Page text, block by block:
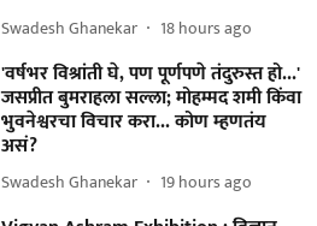
Swadesh Ghanekar 18 hours ago
'वर्षभर विश्रांती घे, पण पूर्णपणे तंदुरुस्त हो...'
जसप्रीत बुमराहला सल्ला; मोहम्मद शमी किंवा
भुवनेश्वरचा विचार करा... कोण म्हणतंय
असं?
Swadesh Ghanekar 19 hours ago